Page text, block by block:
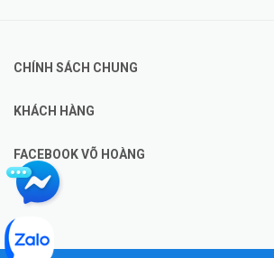
CHÍNH SÁCH CHUNG
KHÁCH HÀNG
FACEBOOK VÕ HOÀNG